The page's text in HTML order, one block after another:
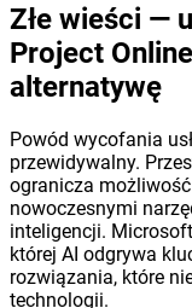
Złe wieści —
Project
alternatywę
Powód wycofania
przewidywalny.
ogranicza
nowoczesnymi
inteligencji.
której AI odgrywa
rozwiązania, które
technologii.